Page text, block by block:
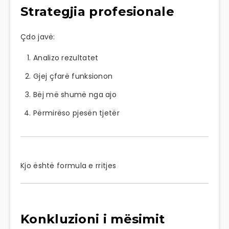
Strategjia profesionale
Çdo javë:
Analizo rezultatet
Gjej çfarë funksionon
Bëj më shumë nga ajo
Përmirëso pjesën tjetër
Kjo është formula e rritjes
Konkluzioni i mësimit